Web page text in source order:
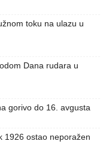
toku na ulazu u
Dana rudara u
gorivo do 16. avgusta
1926 ostao neporažen